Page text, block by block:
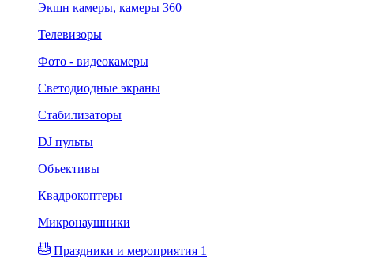
Экшн камеры, камеры 360
Телевизоры
Фото - видеокамеры
Светодиодные экраны
Стабилизаторы
DJ пульты
Объективы
Квадрокоптеры
Микронаушники
Праздники и мероприятия 1